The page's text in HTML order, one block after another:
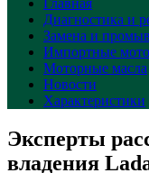
Главная
Диагностика и
Замена и
Импортные
Моторные масла
Новости
Характеристики
Эксперты
владения